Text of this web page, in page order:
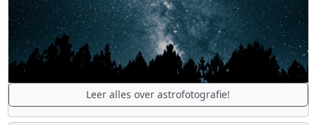
Leer alles over astrofotografie!